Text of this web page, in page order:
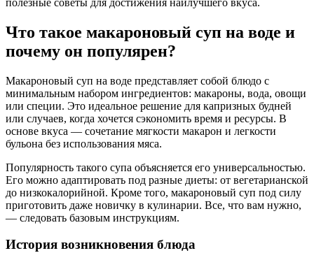
Что такое макароновый суп на воде и
почему он популярен?
Макароновый суп на воде представляет собой блюдо с
минимальным набором ингредиентов: макароны, вода, овощи
или специи. Это идеальное решение для капризных будней
или случаев, когда хочется сэкономить время и ресурсы. В
основе вкуса — сочетание мягкости макарон и легкости
бульона без использования мяса.
Популярность такого супа объясняется его универсальностью.
Его можно адаптировать под разные диеты: от вегетарианской
до низкокалорийной. Кроме того, макароновый суп под силу
приготовить даже новичку в кулинарии. Все, что вам нужно,
— следовать базовым инструкциям.
История возникновения блюда